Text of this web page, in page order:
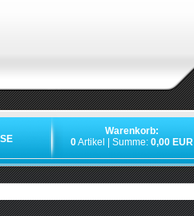
Warenkorb:
0Artikel | Summe: 0,00 EUR